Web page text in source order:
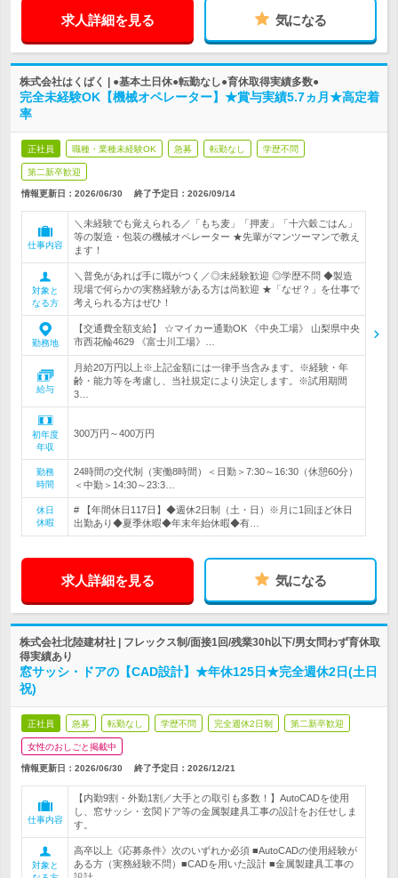
求人詳細を見る 気になる
株式会社はくばく | ●基本土日休●転勤なし●育休取得実績多数●
完全未経験OK【機械オペレーター】★賞与実績5.7ヵ月★高定着
率
正社員 職種・業種未経験OK 急募 転勤なし 学歴不問
第二新卒歓迎
情報更新日：2026/06/30 終了予定日： 2026/09/14
仕事内容
＼未経験でも覚えられる／「もち麦」「押麦」「十六穀ごはん」
等の製造・包装の機械オペレーター ★先輩がマンツーマンで教え
ます！
対象と
なる方
＼普免があれば手に職がつく／◎未経験歓迎 ◎学歴不問 ◆製造
現場で何らかの実務経験がある方は尚歓迎 ★「なぜ？」を仕事で
考えられる方はぜひ！
勤務地
【交通費全額支給】 ☆マイカー通勤OK 《中央工場》 山梨県中央
市西花輪4629 《富士川工場》…
給与
月給20万円以上※上記金額には一律手当含みます。※経験・年
齢・能力等を考慮し、当社規定により決定します。※試用期間
3…
初年度
年収
300万円～400万円
勤務
時間
24時間の交代制（実働8時間）＜日勤＞7:30～16:30（休憩60分）
＜中勤＞14:30～23:3…
休日
休暇
# 【年間休日117日】◆週休2日制（土・日）※月に1回ほど休日
出勤あり◆夏季休暇◆年末年始休暇◆有…
求人詳細を見る 気になる
株式会社北陸建材社 | フレックス制/面接1回/残業30h以下/男女問わず育休取
得実績あり
窓サッシ・ドアの【CAD設計】★年休125日★完全週休2日(土日
祝)
正社員 急募 転勤なし 学歴不問 完全週休2日制 第二新卒歓迎
女性のおしごと掲載中
情報更新日：2026/06/30 終了予定日： 2026/12/21
仕事内容
【内勤9割・外勤1割／大手との取引も多数！】AutoCADを使用
し、窓サッシ・玄関ドア等の金属製建具工事の設計をお任せしま
す。
対象と
高卒以上《応募条件》次のいずれか必須 ■AutoCADの使用経験が
ある方（実務経験不問）■CADを用いた設計 ■金属製建具工事の